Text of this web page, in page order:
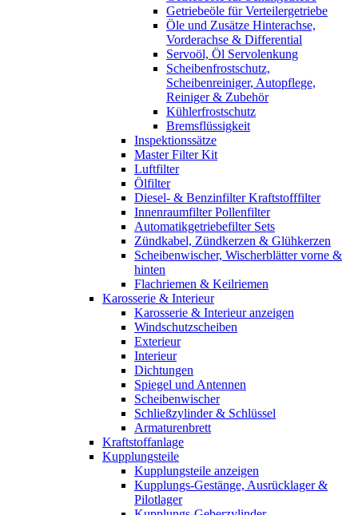
Getriebeöle für Verteilergetriebe
Öle und Zusätze Hinterachse,
Vorderachse & Differential
Servoöl, Öl Servolenkung
Scheibenfrostschutz,
Scheibenreiniger, Autopflege,
Reiniger & Zubehör
Kühlerfrostschutz
Bremsflüssigkeit
Inspektionssätze
Master Filter Kit
Luftfilter
Ölfilter
Diesel- & Benzinfilter Kraftstofffilter
Innenraumfilter Pollenfilter
Automatikgetriebefilter Sets
Zündkabel, Zündkerzen & Glühkerzen
Scheibenwischer, Wischerblätter vorne &
hinten
Flachriemen & Keilriemen
Karosserie & Interieur
Karosserie & Interieur anzeigen
Windschutzscheiben
Exterieur
Interieur
Dichtungen
Spiegel und Antennen
Scheibenwischer
Schließzylinder & Schlüssel
Armaturenbrett
Kraftstoffanlage
Kupplungsteile
Kupplungsteile anzeigen
Kupplungs-Gestänge, Ausrücklager &
Pilotlager